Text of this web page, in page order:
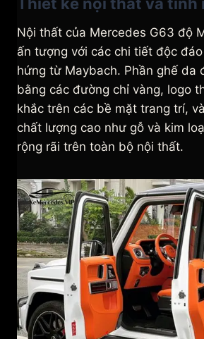
Thiết kế nội thất và tính
Nội thất của Mercedes G63 độ
ấn tượng với các chi tiết độc
hứng từ Maybach. Phần ghế da
bằng các đường chỉ vàng, logo
khắc trên các bề mặt trang trí,
chất lượng cao như gỗ và kim
rộng rãi trên toàn bộ nội thất.